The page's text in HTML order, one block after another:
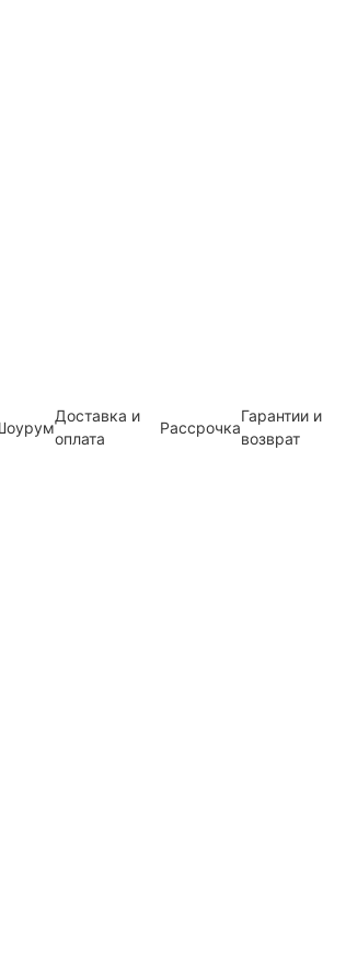
Доставка и
оплата
Рассрочка
Гарантии и
возврат